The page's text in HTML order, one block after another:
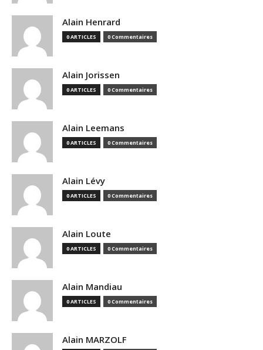
Alain Henrard
0 ARTICLES 0 Commentaires
Alain Jorissen
0 ARTICLES 0 Commentaires
Alain Leemans
0 ARTICLES 0 Commentaires
Alain Lévy
0 ARTICLES 0 Commentaires
Alain Loute
0 ARTICLES 0 Commentaires
Alain Mandiau
0 ARTICLES 0 Commentaires
Alain MARZOLF